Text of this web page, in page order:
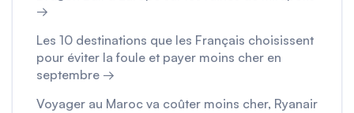
→
Les 10 destinations que les Français choisissent
pour éviter la foule et payer moins cher en
septembre →
Voyager au Maroc va coûter moins cher, Ryanair